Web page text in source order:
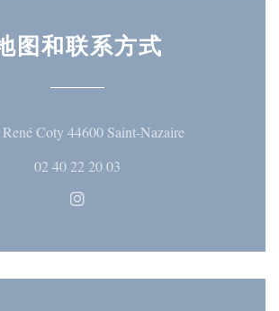
图和联系方式
Coty 44600 Saint-Nazaire((在新窗口中
02 40 22 20 03
Instagram ((在新窗口中打开